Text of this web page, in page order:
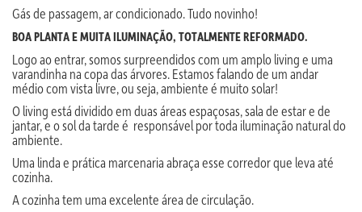
Gás de passagem, ar condicionado. Tudo novinho!
BOA PLANTA E MUITA ILUMINAÇÃO, TOTALMENTE REFORMADO.
Logo ao entrar, somos surpreendidos com um amplo living e uma
varandinha na copa das árvores. Estamos falando de um andar
médio com vista livre, ou seja, ambiente é muito solar!
O living está dividido em duas áreas espaçosas, sala de estar e de
jantar, e o sol da tarde é responsável por toda iluminação natural do
ambiente.
Uma linda e prática marcenaria abraça esse corredor que leva até
cozinha.
A cozinha tem uma excelente área de circulação.